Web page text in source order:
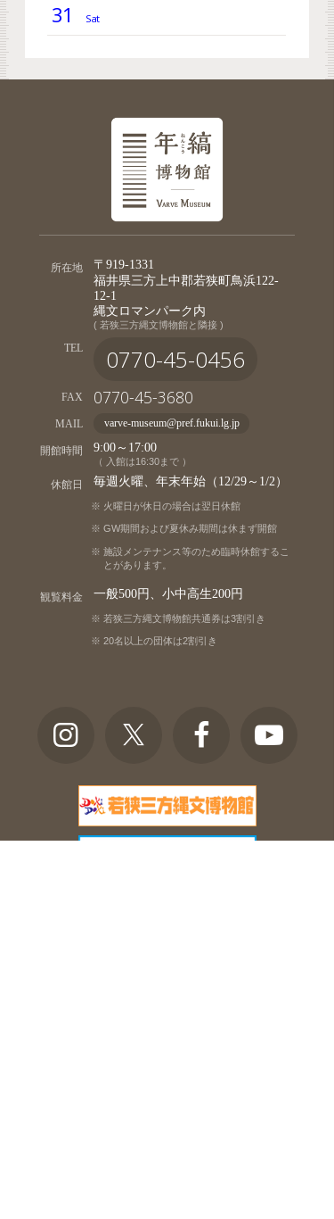
31
所在地
〒919-1331
福井県三方上中郡若狭町鳥浜122-
12-1
縄文ロマンパーク内
( 若狭三方縄文博物館と隣接 )
TEL 0770-45-0456
FAX 0770-45-3680
MAIL varve-museum@pref.fukui.lg.jp
開館時間 9:00～17:00
（ 入館は16:30まで ）
休館日 毎週火曜、年末年始（12/29～1/2）
火曜日が休日の場合は翌日休館
GW期間および夏休み期間は休まず開館
施設メンテナンス等のため臨時休館するこ
とがあります。
観覧料金 一般500円、小中高生200円
若狭三方縄文博物館共通券は3割引き
20名以上の団体は2割引き